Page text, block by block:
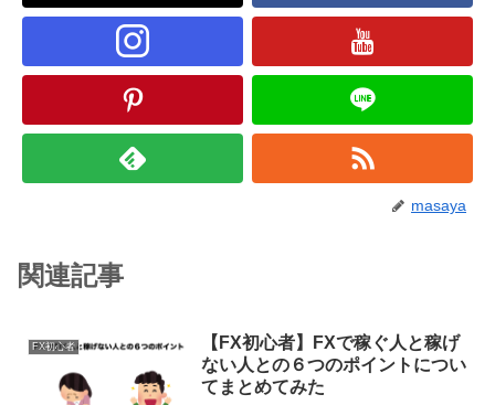
masaya
関連記事
FX初心者
【FX初心者】FXで稼ぐ人と稼げ
ない人との６つのポイントについ
てまとめてみた